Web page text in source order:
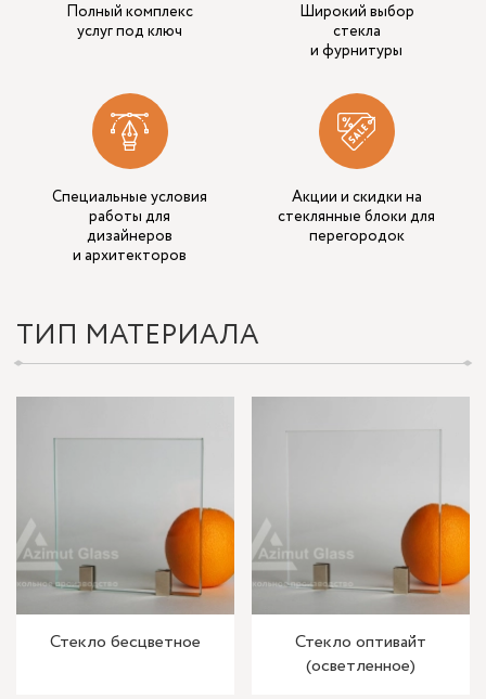
Полный комплекс
услуг под ключ
Широкий выбор
стекла
и фурнитуры
Специальные условия
работы для
дизайнеров
и архитекторов
Акции и скидки на
стеклянные блоки для
перегородок
ТИП МАТЕРИАЛА
Стекло бесцветное
Стекло оптивайт
(осветленное)